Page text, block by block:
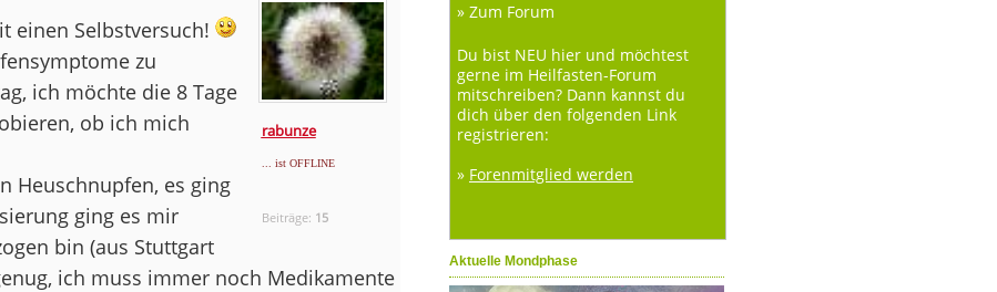
» Zum Forum
Du bist NEU hier und möchtest
gerne im Heilfasten-Forum
mitschreiben? Dann kannst du
dich über den folgenden Link
registrieren:
» Forenmitglied werden
Aktuelle Mondphase
rabunze
... ist OFFLINE
Beiträge: 15
einen Selbstversuch!
zu
ich möchte die 8 Tage
ob ich mich
Heuschnupfen, es ging
ging es mir
bin (aus Stuttgart
ich muss immer noch Medikamente